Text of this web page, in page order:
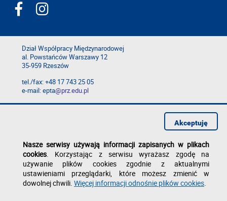
Dział Współpracy Międzynarodowej
al. Powstańców Warszawy 12
35-959 Rzeszów
tel./fax: +48 17 743 25 05
e-mail: epta@prz.edu.pl
Deklaracja dostępności
Nasze serwisy używają informacji zapisanych w plikach
cookies. Korzystając z serwisu wyrażasz zgodę na
używanie plików cookies zgodnie z aktualnymi
ustawieniami przeglądarki, które możesz zmienić w
dowolnej chwili. Więcej informacji odnośnie plików cookies.
Akceptuję